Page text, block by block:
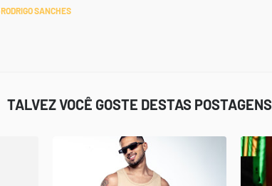
RODRIGO SANCHES
TALVEZ VOCÊ GOSTE DESTAS POSTAGENS